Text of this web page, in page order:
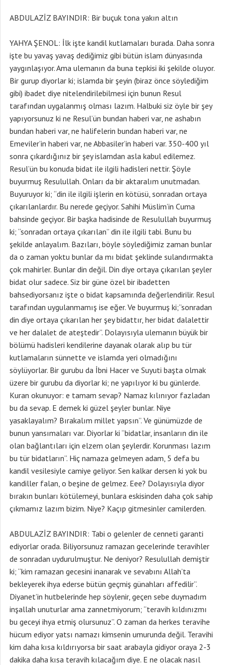
ABDULAZİZ BAYINDIR: Bir buçuk tona yakın altın
YAHYA ŞENOL: İlk işte kandil kutlamaları burada. Daha sonra
işte bu yavaş yavaş dediğimiz gibi bütün islam dünyasında
yaygınlaşıyor. Ama ulemanın da buna tepkisi iki şekilde oluyor.
Bir gurup diyorlar ki; islamda bir şeyin (biraz önce söylediğim
gibi) ibadet diye nitelendirilebilmesi için bunun Resul
tarafından uygalanmış olması lazım. Halbuki siz öyle bir şey
yapıyorsunuz ki ne Resul’ün bundan haberi var, ne ashabın
bundan haberi var, ne halifelerin bundan haberi var, ne
Emeviler’in haberi var, ne Abbasiler’in haberi var. 350-400 yıl
sonra çıkardığınız bir şey islamdan asla kabul edilemez.
Resul’ün bu konuda bidat ile ilgili hadisleri nettir. Şöyle
buyurmuş Resulullah. Onları da bir aktaralım unutmadan.
Buyuruyor ki; “din ile ilgili işlerin en kötüsü, sonradan ortaya
çıkarılanlardır. Bu nerede geçiyor. Sahihi Müslim’in Cuma
bahsinde geçiyor. Bir başka hadisinde de Resulullah buyurmuş
ki; “sonradan ortaya çıkarılan” din ile ilgili tabi. Bunu bu
şekilde anlayalım. Bazıları, böyle söylediğimiz zaman bunlar
da o zaman yoktu bunlar da mı bidat şeklinde sulandırmakta
çok mahirler. Bunlar din değil. Din diye ortaya çıkarılan şeyler
bidat olur sadece. Siz bir güne özel bir ibadetten
bahsediyorsanız işte o bidat kapsamında değerlendirilir. Resul
tarafından uygulanmamış ise eğer. Ve buyurmuş ki;”sonradan
din diye ortaya çıkarılan her şey bidattır, her bidat dalalettir
ve her dalalet de ateştedir”. Dolayısıyla ulemanın büyük bir
bölümü hadisleri kendilerine dayanak olarak alıp bu tür
kutlamaların sünnette ve islamda yeri olmadığını
söylüyorlar. Bir gurubu da İbni Hacer ve Suyuti başta olmak
üzere bir gurubu da diyorlar ki; ne yapılıyor ki bu günlerde.
Kuran okunuyor: e tamam sevap? Namaz kılınıyor fazladan
bu da sevap. E demek ki güzel şeyler bunlar. Niye
yasaklayalım? Bırakalım millet yapsın”. Ve günümüzde de
bunun yansımaları var. Diyorlar ki “bidatlar, insanların din ile
olan bağlantıları için elzem olan şeylerdir. Korunması lazım
bu tür bidatların”. Hiç namaza gelmeyen adam, 5 defa bu
kandil vesilesiyle camiye geliyor. Sen kalkar dersen ki yok bu
kandiller falan, o beşine de gelmez. Eee? Dolayısıyla diyor
bırakın bunları kötülemeyi, bunlara eskisinden daha çok sahip
çıkmamız lazım bizim. Niye? Kaçıp gitmesinler camilerden.
ABDULAZİZ BAYINDIR: Tabi o gelenler de cenneti garanti
ediyorlar orada. Biliyorsunuz ramazan gecelerinde teravihler
de sonradan uydurulmuştur. Ne deniyor? Resulullah demiştir
ki; “kim ramazan gecesini inanarak ve sevabını Allah’ta
bekleyerek ihya ederse bütün geçmiş günahları affedilir”.
Diyanet’in hutbelerinde hep söylenir, geçen sebe duymadım
inşallah unuturlar ama zannetmiyorum; “teravih kıldınızmı
bu geceyi ihya etmiş olursunuz”. O zaman da herkes teravihe
hücum ediyor yatsı namazı kimsenin umurunda değil. Teravihi
kim daha kısa kıldırıyorsa bir saat arabayla gidiyor oraya 2-3
dakika daha kısa teravih kılacağım diye. E ne olacak nasıl